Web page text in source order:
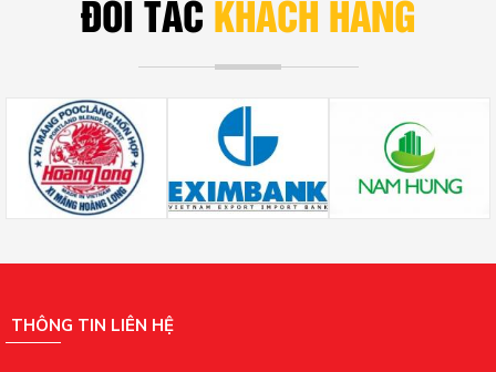
ĐỐI TÁC KHÁCH HÀNG
THÔNG TIN LIÊN HỆ